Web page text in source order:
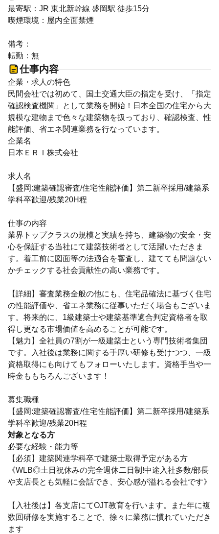
最寄駅：JR 東北新幹線 盛岡駅 徒歩15分
喫煙環境：屋内全面禁煙
備考：
転勤：無
仕事内容
企業・求人の特色
民間会社では初めて、国土交通大臣の指定を受け、「指定
確認検査機関」として業務を開始！日本全国の住宅から大
規模な建物まで色々な建築物を扱っており、確認検査、性
能評価、省エネ関連業務を行なっています。
企業名
日本ＥＲＩ株式会社
求人名
【盛岡:建築確認審査/住宅性能評価】第二新卒採用/建築系
学科卒歓迎/残業20H程
仕事の内容
業界トップクラスの規模と実績を持ち、建築物の安全・安
心を保証する当社にて建築技術者として活躍いただきま
す。着工前に図面等の法適合を審査し、建てても問題ない
かチェックする社会貢献性の高い業務です。
【詳細】審査業務全般の他にも、住宅品確法に基づく住宅
の性能評価や、省エネ業務に従事いただく場合もございま
す。将来的に、1級建築士や建築基準適合判定資格者を取
得し更なる市場価値を高めることが可能です。
【魅力】全社員の7割が一級建築士という専門技術者集団
です。入社後は業務に関する手厚い研修も受けつつ、一級
資格取得にも向けてもフォローいたします。資格手当や一
時金ももちろんございます！
募集職種
【盛岡:建築確認審査/住宅性能評価】第二新卒採用/建築系
学科卒歓迎/残業20H程
対象となる方
必要な経験・能力等
【必須】建築関連学科卒で建築士取得予定がある方
《WLB◎土日祝休みの完全週休二日制!中途入社多数/部長
や支店長とも気軽に会話でき、安心感が溢れる会社です》
【入社後は】各支店にてOJT教育を行います。また年に複
数回研修を実施することで、徐々に業務に慣れていただき
ます